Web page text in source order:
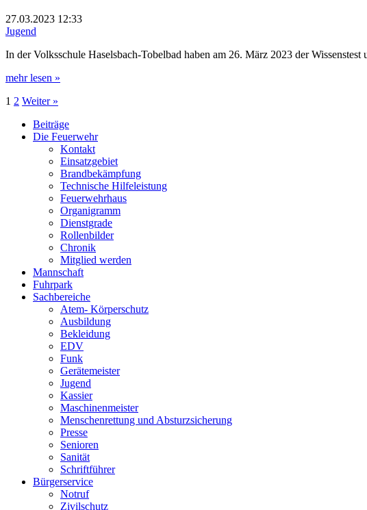
27.03.2023 12:33
Jugend
In der Volksschule Haselsbach-Tobelbad haben am 26. März 2023 der
mehr lesen »
1 2 Weiter »
Beiträge
Die Feuerwehr
Kontakt
Einsatzgebiet
Brandbekämpfung
Technische Hilfeleistung
Feuerwehrhaus
Organigramm
Dienstgrade
Rollenbilder
Chronik
Mitglied werden
Mannschaft
Fuhrpark
Sachbereiche
Atem- Körperschutz
Ausbildung
Bekleidung
EDV
Funk
Gerätemeister
Jugend
Kassier
Maschinenmeister
Menschenrettung und Absturzsicherung
Presse
Senioren
Sanität
Schriftführer
Bürgerservice
Notruf
Zivilschutz